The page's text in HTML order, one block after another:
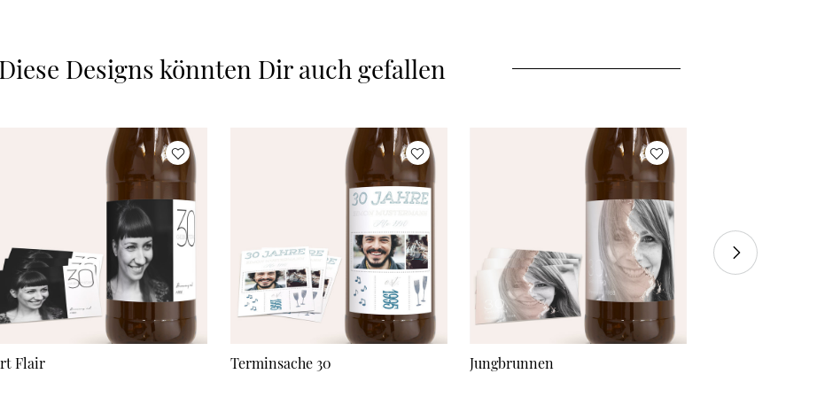
100 Aufkleber à 0,50 €
110 Aufkleber
120 Aufkleber
Diese Designs könnten Dir auch gefallen
Flair Terminsache 30 Jungbrunnen